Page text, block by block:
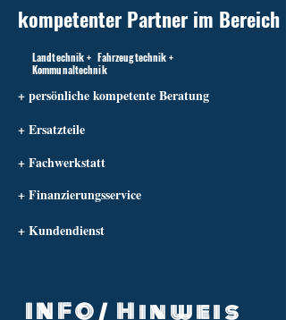
kompetenter Partner im Bereich
Landtechnik + Fahrzeugtechnik +
Kommunaltechnik
+ persönliche kompetente Beratung
+ Ersatzteile
+ Fachwerkstatt
+ Finanzierungsservice
+ Kundendienst
INFO/ Hinweis